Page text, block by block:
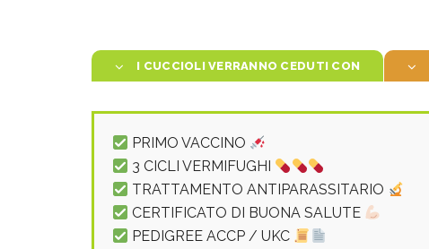
I CUCCIOLI VERRANNO CEDUTI CON
PRIMO VACCINO
3 CICLI VERMIFUGHI
TRATTAMENTO ANTIPARASSITARIO
CERTIFICATO DI BUONA SALUTE
PEDIGREE ACCP / UKC